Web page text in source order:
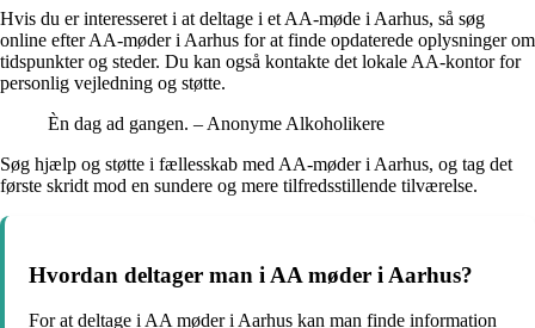
Hvis du er interesseret i at deltage i et AA-møde i Aarhus, så søg
online efter AA-møder i Aarhus for at finde opdaterede oplysninger om
tidspunkter og steder. Du kan også kontakte det lokale AA-kontor for
personlig vejledning og støtte.
Èn dag ad gangen. – Anonyme Alkoholikere
Søg hjælp og støtte i fællesskab med AA-møder i Aarhus, og tag det
første skridt mod en sundere og mere tilfredsstillende tilværelse.
Hvordan deltager man i AA møder i Aarhus?
For at deltage i AA møder i Aarhus kan man finde information